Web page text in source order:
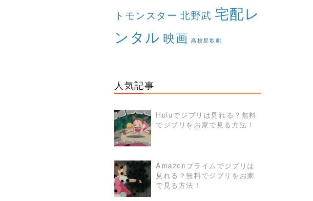
トモンスター 北野武 宅配レ
ンタル 映画 高校星歌劇
人気記事
READ MORE
Huluでジブリは見れる？無料
でジブリをお家で見る方法！
READ MORE
Amazonプライムでジブリは
見れる？無料でジブリをお家
で見る方法！